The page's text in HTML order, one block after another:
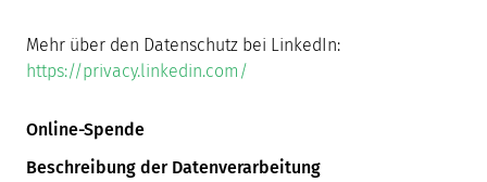
Mehr über den Datenschutz bei LinkedIn:
https://privacy.linkedin.com/
Online-Spende
Beschreibung der Datenverarbeitung